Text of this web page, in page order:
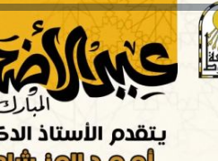
جديد بمستشفيات الجامعة ... ...